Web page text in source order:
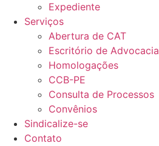
Expediente
Serviços
Abertura de CAT
Escritório de Advocacia
Homologações
CCB-PE
Consulta de Processos
Convênios
Sindicalize-se
Contato